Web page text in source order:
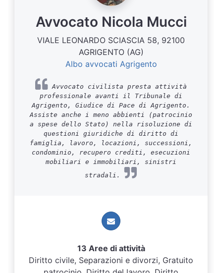
Avvocato Nicola Mucci
VIALE LEONARDO SCIASCIA 58, 92100
AGRIGENTO (AG)
Albo avvocati Agrigento
Avvocato civilista presta attività
professionale avanti il Tribunale di
Agrigento, Giudice di Pace di Agrigento.
Assiste anche i meno abbienti (patrocinio
a spese dello Stato) nella risoluzione di
questioni giuridiche di diritto di
famiglia, lavoro, locazioni, successioni,
condominio, recupero crediti, esecuzioni
mobiliari e immobiliari, sinistri
stradali.
13 Aree di attività
Diritto civile, Separazioni e divorzi, Gratuito